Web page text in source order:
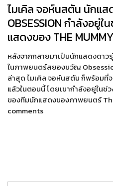
ไมเคิล จอห์นสตัน นักแ
OBSESSION กำลังอยู่ใ
แสดงของ THE
หลังจากกลายมาเป็นนักแสดงดาว
ในภาพยนตร์สยองขวัญ
ล่าสุด ไมเคิล จอห์นสตัน ก็พร้อมที่
แล้วในตอนนี้ โดยเขากำลังอยู่ในช่
ของทีมนักแสดงของภาพยนตร์
comments